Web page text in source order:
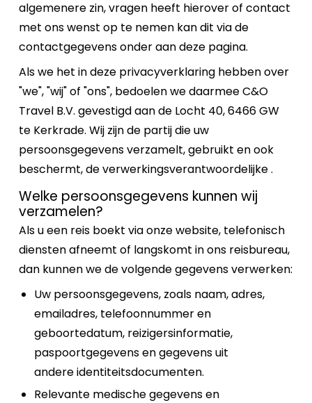
algemenere zin, vragen heeft hierover of contact
met ons wenst op te nemen kan dit via de
contactgegevens onder aan deze pagina.
Als we het in deze privacyverklaring hebben over
"we", "wij" of "ons", bedoelen we daarmee C&O
Travel B.V. gevestigd aan de Locht 40, 6466 GW
te Kerkrade. Wij zijn de partij die uw
persoonsgegevens verzamelt, gebruikt en ook
beschermt, de verwerkingsverantwoordelijke .
Welke persoonsgegevens kunnen wij
verzamelen?
Als u een reis boekt via onze website, telefonisch
diensten afneemt of langskomt in ons reisbureau,
dan kunnen we de volgende gegevens verwerken:
Uw persoonsgegevens, zoals naam, adres,
emailadres, telefoonnummer en
geboortedatum, reizigersinformatie,
paspoortgegevens en gegevens uit
andere identiteitsdocumenten.
Relevante medische gegevens en